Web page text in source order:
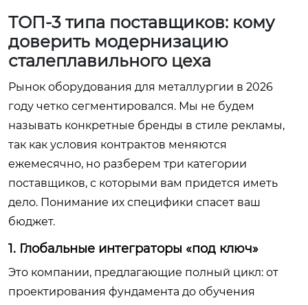
ТОП-3 типа поставщиков: кому
доверить модернизацию
сталеплавильного цеха
Рынок оборудования для металлургии в 2026
году четко сегментировался. Мы не будем
называть конкретные бренды в стиле рекламы,
так как условия контрактов меняются
ежемесячно, но разберем три категории
поставщиков, с которыми вам придется иметь
дело. Понимание их специфики спасет ваш
бюджет.
1. Глобальные интеграторы «под ключ»
Это компании, предлагающие полный цикл: от
проектирования фундамента до обучения